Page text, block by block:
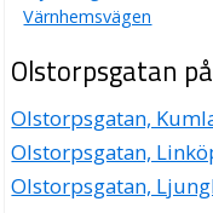
Värnhemsvägen
Olstorpsgatan
Olstorpsgatan,
Olstorpsgatan,
Olstorpsgatan,